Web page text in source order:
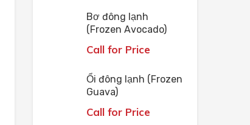
Bơ đông lạnh
(Frozen Avocado)
Call for Price
Ổi đông lạnh (Frozen
Guava)
Call for Price